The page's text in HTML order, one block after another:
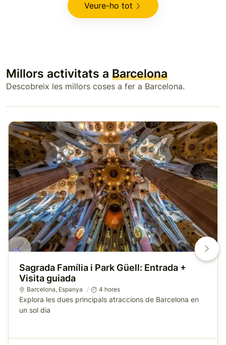
Veure-ho tot
Millors activitats a Barcelona
Descobreix les millors coses a fer a Barcelona.
Sagrada Família i Park Güell: Entrada +
Visita guiada
Barcelona, Espanya 4 hores
Explora les dues principals atraccions de Barcelona en
un sol dia